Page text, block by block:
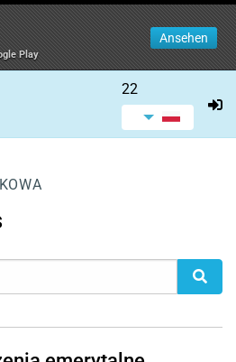
Play
Ansehen
22